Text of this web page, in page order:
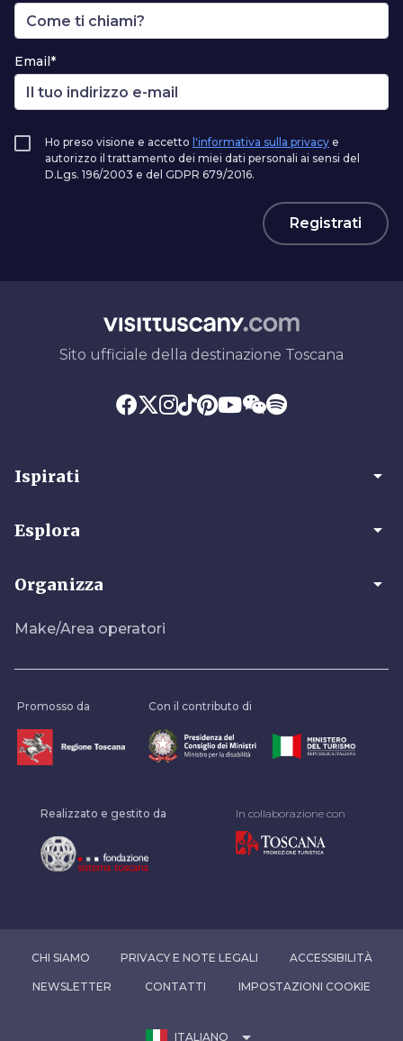
Email*
Ho preso visione e accetto l'informativa sulla privacy e
autorizzo il trattamento dei miei dati personali ai sensi del
D.Lgs. 196/2003 e del GDPR 679/2016.
Registrati
Sito ufficiale della destinazione Toscana
Ispirati arrow_drop_down
Esplora arrow_drop_down
Organizza arrow_drop_down
Make/Area operatori
Promosso da Con il contributo di
Realizzato e gestito da In collaborazione con
CHI SIAMO PRIVACY E NOTE LEGALI ACCESSIBILITÀ
NEWSLETTER CONTATTI IMPOSTAZIONI COOKIE
ITALIANO